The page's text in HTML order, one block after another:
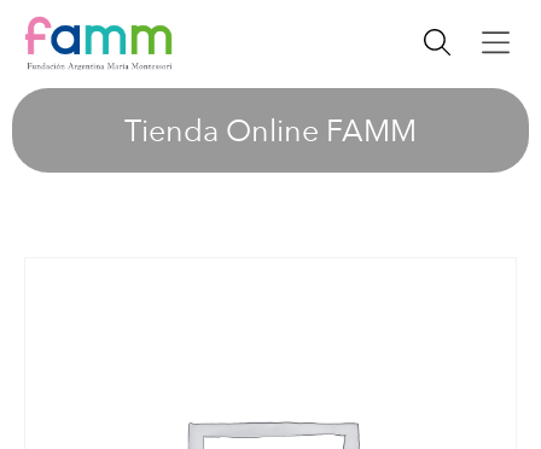
Tienda Online FAMM